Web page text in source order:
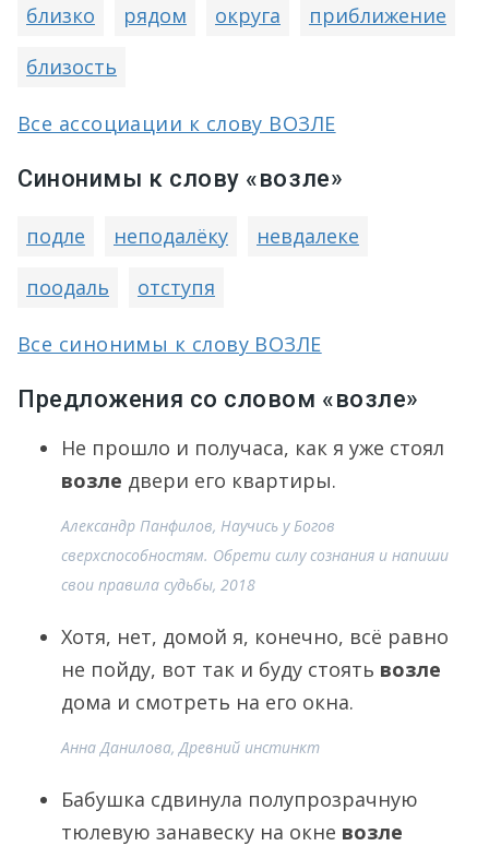
близко рядом округа
приближение
близость
Все ассоциации к слову ВОЗЛЕ
Синонимы к слову «возле»
подле неподалёку
невдалеке
поодаль
отступя
Все синонимы к слову ВОЗЛЕ
Предложения со словом «возле»
Не прошло и получаса, как я уже стоял
возле двери его квартиры.
Александр Панфилов, Научись у Богов
сверхспособностям. Обрети силу сознания и напиши
свои правила судьбы, 2018
Хотя, нет, домой я, конечно, всё равно
не пойду, вот так и буду стоять возле
дома и смотреть на его окна.
Анна Данилова, Древний инстинкт
Бабушка сдвинула полупрозрачную
тюлевую занавеску на окне возле